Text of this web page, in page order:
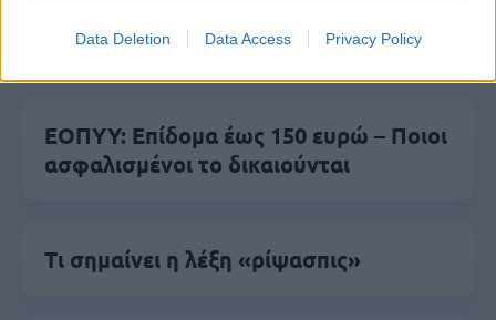
Data Deletion Data Access Privacy Policy
Δημοφιλείς Ειδήσεις
ΕΟΠΥΥ: Επίδομα έως 150 ευρώ – Ποιοι
ασφαλισμένοι το δικαιούνται
Τι σημαίνει η λέξη «ρίψασπις»